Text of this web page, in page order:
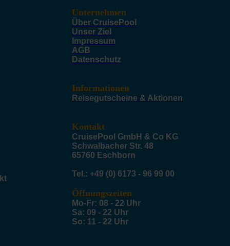
Unternehmen
Über CruisePool
Unser Ziel
Impressum
AGB
Datenschutz
Informationen
Reisegutscheine & Aktionen
Kontakt
CruisePool GmbH & Co KG
Schwalbacher Str. 48
65760 Eschborn
Tel.: +49 (0) 6173 - 96 99 00
Öffnungszeiten
Mo-Fr: 08 - 22 Uhr
Sa: 09 - 22 Uhr
So: 11 - 22 Uhr